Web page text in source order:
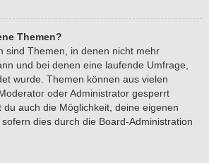
Themen?
sind Themen, in denen nicht mehr
und bei denen eine laufende Umfrage,
wurde. Themen können aus vielen
oder Administrator gesperrt
du auch die Möglichkeit, deine eigenen
dies durch die Board-Administration